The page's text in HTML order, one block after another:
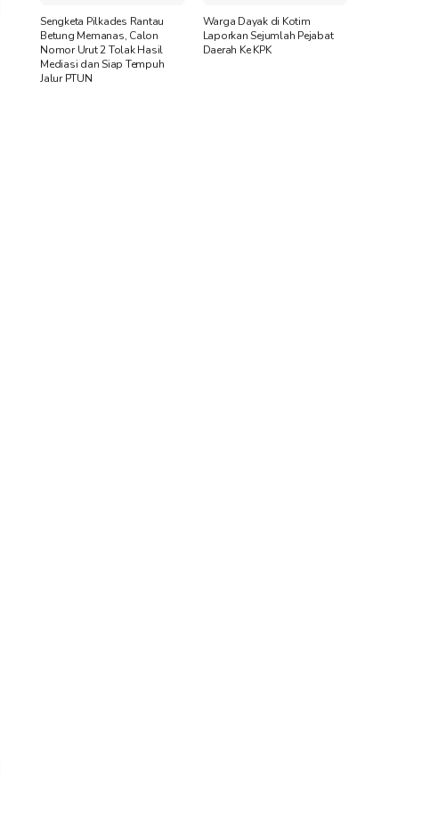
Sengketa Pilkades Rantau
Betung Memanas, Calon
Nomor Urut 2 Tolak Hasil
Mediasi dan Siap Tempuh
Jalur PTUN
Warga Dayak di Kotim
Laporkan Sejumlah Pejabat
Daerah Ke KPK